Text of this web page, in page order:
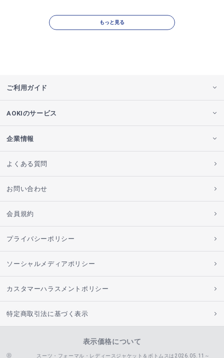
もっと見る
ご利用ガイド
AOKIのサービス
企業情報
よくある質問
お問い合わせ
会員規約
プライバシーポリシー
ソーシャルメディアポリシー
カスタマーハラスメントポリシー
特定商取引法に基づく表示
表示価格について
スーツ・フォーマル・レディースジャケット＆ボトムスは2026.05.11～